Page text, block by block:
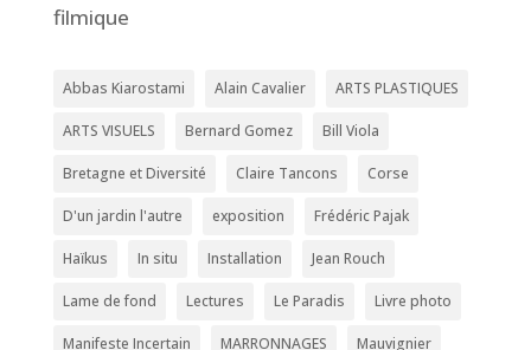
filmique
Abbas Kiarostami Alain Cavalier ARTS PLASTIQUES
ARTS VISUELS Bernard Gomez Bill Viola
Bretagne et Diversité Claire Tancons Corse
D'un jardin l'autre exposition Frédéric Pajak
Haïkus In situ Installation Jean Rouch
Lame de fond Lectures Le Paradis Livre photo
Manifeste Incertain MARRONNAGES Mauvignier